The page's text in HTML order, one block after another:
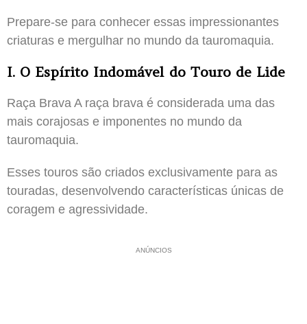
Prepare-se para conhecer essas impressionantes
criaturas e mergulhar no mundo da tauromaquia.
I. O Espírito Indomável do Touro de Lide
Raça Brava A raça brava é considerada uma das
mais corajosas e imponentes no mundo da
tauromaquia.
Esses touros são criados exclusivamente para as
touradas, desenvolvendo características únicas de
coragem e agressividade.
ANÚNCIOS